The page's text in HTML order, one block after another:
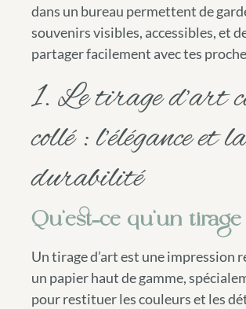
dans un bureau permettent de
souvenirs visibles, accessibles, et
partager facilement avec tes
1. Le tirage d’art
collé : l’élégance et
durabilité
Qu’est-ce qu’un
Un tirage d’art est une impression
un papier haut de gamme,
pour restituer les couleurs et les